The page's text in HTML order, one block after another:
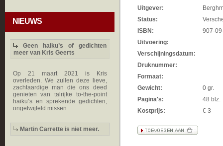
NIEUWS
Geen haiku’s of gedichten
meer van Kris Geerts
Op 21 maart 2021 is Kris
overleden. We zullen deze lieve,
zachtaardige man die ons deed
genieten van talrijke to-the-point
haiku’s en sprekende gedichten,
ongetwijfeld missen.
Martin Carrette is niet meer.
Uitgever:
Status:
ISBN:
907-
Uitvoering:
Verschijningsdatum:
Druknummer:
Formaat:
Gewicht:
0 gr.
Pagina's:
48 blz.
Kostprijs:
€ 3